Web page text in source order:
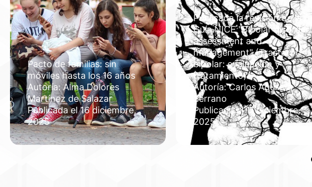
Pacto de familias: sin
móviles hasta los 16 años
Autoría: Alma Dolores
Martínez de Salazar
Publicada el 16 diciembre,
2025
Publicada la revisión de la
Guía NICE "Bipolar disorder:
assessment and
management" (Trastorno
bipolar: evaluación y
tratamiento)
Autoría: Carlos Aguilera
Serrano
Publicada el 11 diciembre,
2025